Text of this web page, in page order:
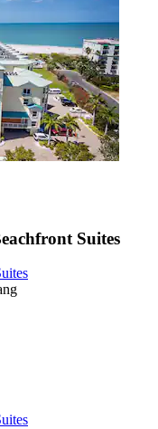
Suites